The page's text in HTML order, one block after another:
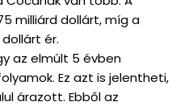
milliárd dollárt, míg a
ér.
az elmúlt 5 évben
Ez azt is jelentheti,
árazott. Ebből az